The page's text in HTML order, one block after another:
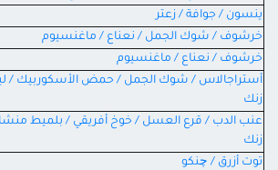
ينسون / جوافة / زعتر
خرشوف / شوك الجمل / نعناع / ماغنسيوم
خرشوف / نعناع / ماغنسيوم
أستراجالاس / شوك الجمل / حمض الأسكوربيك /
زنك
زنك
توت أزرق / چنكو